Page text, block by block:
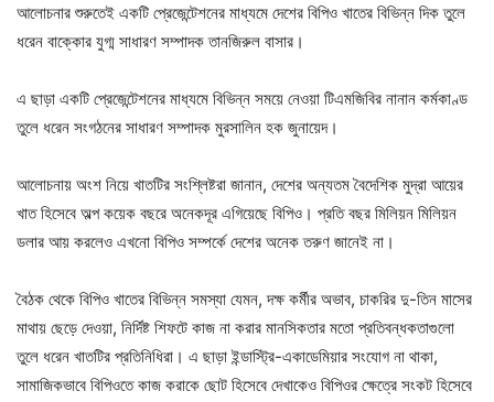
আলোচনার শুরুতেই একটি প্রেজেন্টেশনের মাধ্যমে দেশের বিপিও খাতের বিভিন্ন দিক তুলে
ধরেন বাক্কোর যুগ্ম সাধারণ সম্পাদক তানজিরুল বাসার।
এ ছাড়া একটি প্রেজেন্টেশনের মাধ্যমে বিভিন্ন সময়ে নেওয়া টিএমজিবির নানান কর্মকাণ্ড
তুলে ধরেন সংগঠনের সাধারণ সম্পাদক মুরসালিন হক জুনায়েদ।
আলোচনায় অংশ নিয়ে খাতটির সংশ্লিষ্টরা জানান, দেশের অন্যতম বৈদেশিক মুদ্রা আয়ের
খাত হিসেবে অল্প কয়েক বছরে অনেকদূর এগিয়েছে বিপিও। প্রতি বছর মিলিয়ন মিলিয়ন
ডলার আয় করলেও এখনো বিপিও সম্পর্কে দেশের অনেক তরুণ জানেই না।
বৈঠক থেকে বিপিও খাতের বিভিন্ন সমস্যা যেমন, দক্ষ কর্মীর অভাব, চাকরির দু-তিন মাসের
মাথায় ছেড়ে দেওয়া, নির্দিষ্ট শিফটে কাজ না করার মানসিকতার মতো প্রতিবন্ধকতাগুলো
তুলে ধরেন খাতটির প্রতিনিধিরা। এ ছাড়া ইন্ডাস্ট্রি-একাডেমিয়ার সংযোগ না থাকা,
সামাজিকভাবে বিপিওতে কাজ করাকে ছোট হিসেবে দেখাকেও বিপিওর ক্ষেত্রে সংকট হিসেবে